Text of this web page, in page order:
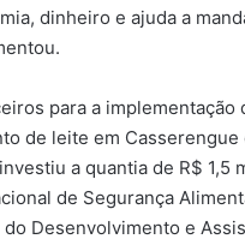
dinheiro e ajuda a
para a implementação
de leite em Casserengue
a quantia de R$ 1,5
de Segurança
Desenvolvimento e